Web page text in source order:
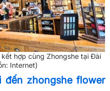
hợp cùng Zhongshe tại Đài
Internet)
zhongshe flower